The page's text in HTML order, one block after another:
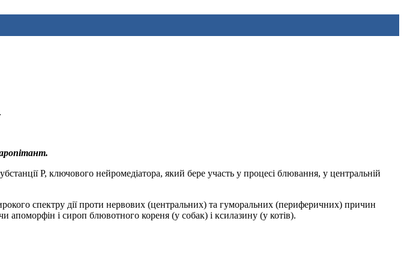
P, ключового нейромедіатора, який бере участь у процесі блювання, у центральній
спектру дії проти нервових (центральних) та гуморальних (периферичних) причин
і сироп блювотного кореня (у собак) і ксилазину (у котів).